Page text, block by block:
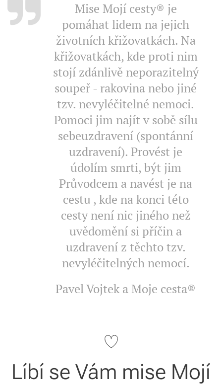
Mise Mojí cesty® je
pomáhat lidem na jejich
životních křižovatkách. Na
křižovatkách, kde proti nim
stojí zdánlivě neporazitelný
soupeř - rakovina nebo jiné
tzv. nevyléčitelné nemoci.
Pomoci jim najít v sobě sílu
sebeuzdravení (spontánní
uzdravení). Provést je
údolím smrti, být jim
Průvodcem a navést je na
cestu , kde na konci této
cesty není nic jiného než
uvědomění si příčin a
uzdravení z těchto tzv.
nevyléčitelných nemocí.
Pavel Vojtek a Moje cesta®
Líbí se Vám mise Mojí